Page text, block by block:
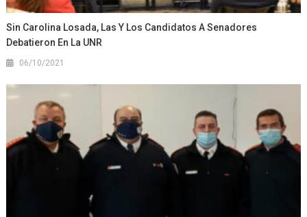
Sin Carolina Losada, Las Y Los Candidatos A Senadores
Debatieron En La UNR
06/10/2021